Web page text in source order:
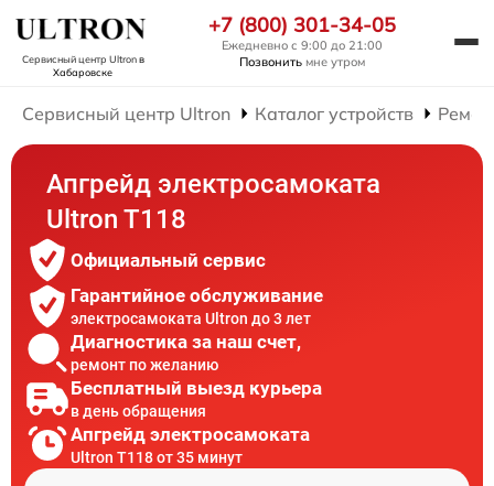
Сервисный центр Ultronв
Хабаровске
+7 (800) 301-34-05
Ежедневно с 9:00 до 21:00
Позвонить мне утром
Сервисный центр Ultron Каталог устройств
Апгрейд электросамоката
Ultron T118
Официальный сервис
Гарантийное обслуживание
электросамоката Ultron до 3 лет
Диагностика за наш счет,
ремонт по желанию
Бесплатный выезд курьера
в день обращения
Апгрейд электросамоката
Ultron T118 от 35 минут